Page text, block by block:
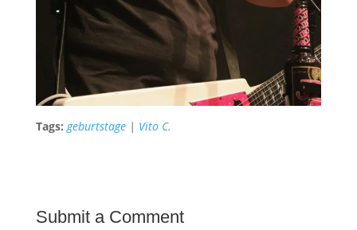
Tags: geburtstage| Vito C.
Submit a Comment